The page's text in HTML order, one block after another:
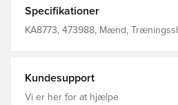
Specifikationer
KA8773, 473988, Mænd,
Kundesupport
Vi er her for at hjælpe